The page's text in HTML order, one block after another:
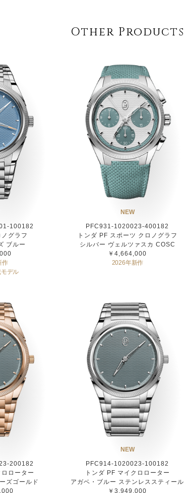
Other Products
100182
グラフ
ブルー
作
モデル
NEW
PFC931-1020023-400182
トンダ PF スポーツ クロノグラフ
シルバー ヴェルツァスカ COSC
￥4,664,000
2026年新作
200182
ローター
ズゴールド
NEW
PFC914-1020023-100182
トンダ PF マイクロローター
アガベ・ブルー ステンレススティール
￥3,949,000